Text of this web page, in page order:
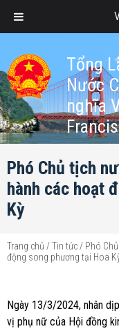
Tổng
Nước
nghĩa
Phó Chủ tịch
hành các hoạt
Kỳ
Trang chủ /Tin tức / Phó
động song phương tại Hoa
Ngày 13/3/2024, nhân
vị phụ nữ của Hội đồng